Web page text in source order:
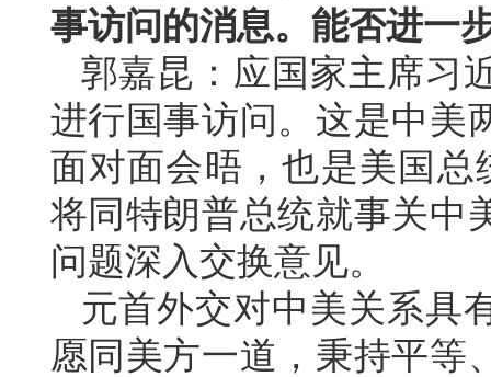
事访问的消息。能否进一
郭嘉昆：应国家主席习
进行国事访问。这是中美
面对面会晤，也是美国
将同特朗普总统就事关中
问题深入交换意见。
元首外交对中美关系具
愿同美方一道，秉持平等